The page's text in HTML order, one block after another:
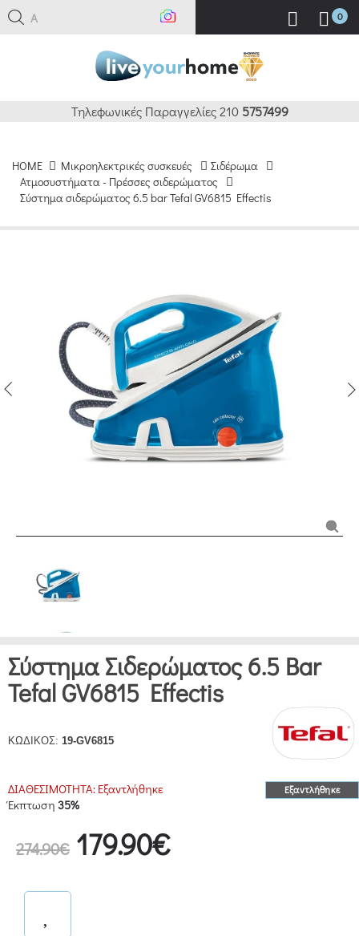
Ανα 0
Τηλεφωνικές Παραγγελίες 210 5757499
HOME Μικροηλεκτρικές συσκευές
Σιδέρωμα
Ατμοσυστήματα - Πρέσσες σιδερώματος
Σύστημα σιδερώματος 6.5 bar Tefal GV6815 Effectis
Σύστημα Σιδερώματος 6.5 Bar
Tefal GV6815 Effectis
ΚΩΔΙΚΟΣ: 19-GV6815
Εξαντλήθηκε
ΔΙΑΘΕΣΙΜΟΤΗΤΑ: Εξαντλήθηκε
Έκπτωση 35%
274.90€ 179.90€